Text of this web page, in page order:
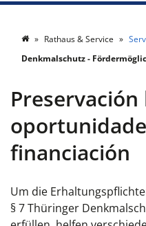
Rathaus & Service
Denkmalschutz -
financiación
Um die
§ 7 Thüringer